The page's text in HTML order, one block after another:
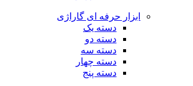
ابزار حرفه ای گاراژی
دسته یک
دسته دو
دسته سه
دسته چهار
دسته پنج